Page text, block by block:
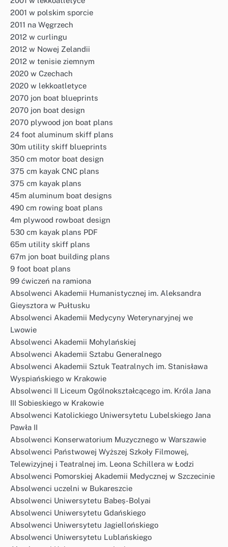
2001 w polskim sporcie
2011 na Węgrzech
2012 w curlingu
2012 w Nowej Zelandii
2012 w tenisie ziemnym
2020 w Czechach
2020 w lekkoatletyce
2070 jon boat blueprints
2070 jon boat design
2070 plywood jon boat plans
24 foot aluminum skiff plans
30m utility skiff blueprints
350 cm motor boat design
375 cm kayak CNC plans
375 cm kayak plans
45m aluminum boat designs
490 cm rowing boat plans
4m plywood rowboat design
530 cm kayak plans PDF
65m utility skiff plans
67m jon boat building plans
9 foot boat plans
99 ćwiczeń na ramiona
Absolwenci Akademii Humanistycznej im. Aleksandra
Gieysztora w Pułtusku
Absolwenci Akademii Medycyny Weterynaryjnej we
Lwowie
Absolwenci Akademii Mohylańskiej
Absolwenci Akademii Sztabu Generalnego
Absolwenci Akademii Sztuk Teatralnych im. Stanisława
Wyspiańskiego w Krakowie
Absolwenci II Liceum Ogólnokształcącego im. Króla Jana
III Sobieskiego w Krakowie
Absolwenci Katolickiego Uniwersytetu Lubelskiego Jana
Pawła II
Absolwenci Konserwatorium Muzycznego w Warszawie
Absolwenci Państwowej Wyższej Szkoły Filmowej,
Telewizyjnej i Teatralnej im. Leona Schillera w Łodzi
Absolwenci Pomorskiej Akademii Medycznej w Szczecinie
Absolwenci uczelni w Bukareszcie
Absolwenci Uniwersytetu Babeș-Bolyai
Absolwenci Uniwersytetu Gdańskiego
Absolwenci Uniwersytetu Jagiellońskiego
Absolwenci Uniwersytetu Lublańskiego